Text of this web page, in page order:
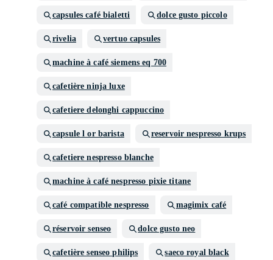
capsules café bialetti dolce gusto piccolo
rivelia vertuo capsules
machine à café siemens eq 700
cafetière ninja luxe
cafetiere delonghi cappuccino
capsule l or barista reservoir nespresso krups
cafetiere nespresso blanche
machine à café nespresso pixie titane
café compatible nespresso magimix café
réservoir senseo dolce gusto neo
cafetière senseo philips saeco royal black